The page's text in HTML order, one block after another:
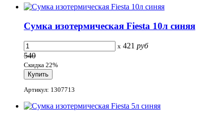
Сумка изотермическая Fiesta 10л синяя
x 421 руб
540
Скидка 22%
Артикул: 1307713